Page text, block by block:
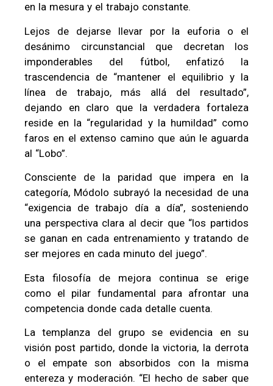
en la mesura y el trabajo constante.
Lejos de dejarse llevar por la euforia o el
desánimo circunstancial que decretan los
imponderables del fútbol, enfatizó la
trascendencia de “mantener el equilibrio y la
línea de trabajo, más allá del resultado”,
dejando en claro que la verdadera fortaleza
reside en la “regularidad y la humildad” como
faros en el extenso camino que aún le aguarda
al “Lobo”.
Consciente de la paridad que impera en la
categoría, Módolo subrayó la necesidad de una
“exigencia de trabajo día a día”, sosteniendo
una perspectiva clara al decir que “los partidos
se ganan en cada entrenamiento y tratando de
ser mejores en cada minuto del juego”.
Esta filosofía de mejora continua se erige
como el pilar fundamental para afrontar una
competencia donde cada detalle cuenta.
La templanza del grupo se evidencia en su
visión post partido, donde la victoria, la derrota
o el empate son absorbidos con la misma
entereza y moderación. “El hecho de saber que